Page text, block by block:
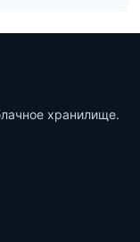
хранилище.